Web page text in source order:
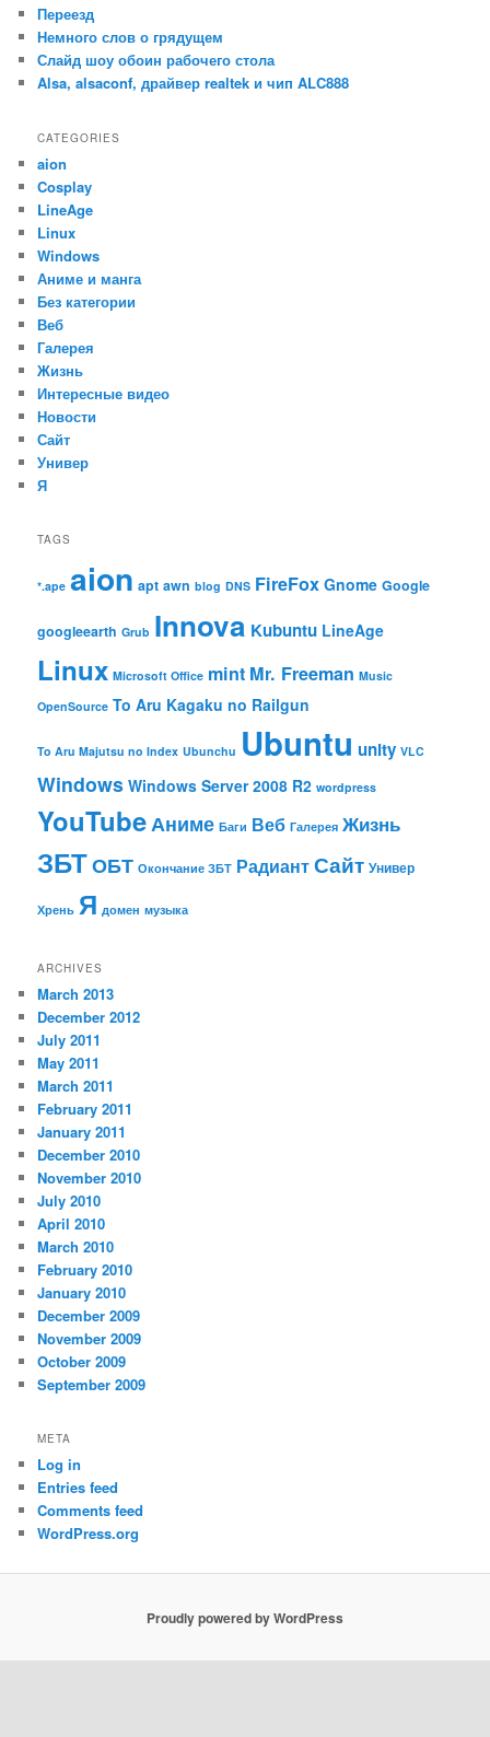
Переезд
Немного слов о грядущем
Слайд шоу обоин рабочего стола
Alsa, alsaconf, драйвер realtek и чип ALC888
CATEGORIES
aion
Cosplay
LineAge
Linux
Windows
Аниме и манга
Без категории
Веб
Галерея
Жизнь
Интересные видео
Новости
Сайт
Универ
Я
TAGS
*.ape aion apt awn blog DNS FireFox Gnome Google
googleearth Grub Innova Kubuntu LineAge
Linux Microsoft Office mint Mr. Freeman Music
OpenSource To Aru Kagaku no Railgun
To Aru Majutsu no Index Ubunchu Ubuntu unity VLC
Windows Windows Server 2008 R2 wordpress
YouTubeАниме Баги Веб Галерея Жизнь
ЗБТОБТ Окончание ЗБТ РадиантСайт Универ
Хрень Я домен музыка
ARCHIVES
March 2013
December 2012
July 2011
May 2011
March 2011
February 2011
January 2011
December 2010
November 2010
July 2010
April 2010
March 2010
February 2010
January 2010
December 2009
November 2009
October 2009
September 2009
META
Log in
Entries feed
Comments feed
WordPress.org
Proudly powered by WordPress